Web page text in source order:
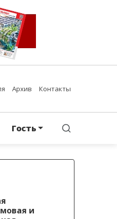
Архив Контакты
Гость
и